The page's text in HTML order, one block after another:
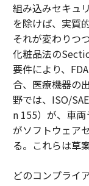
組み込みセキュ
を除けば、実質
それが変わりつ
化粧品法の
要件により、
合、医療機器の
野では、ISO/
n 155）が、車
がソフトウェア
る。これらは草
どのコンプライ